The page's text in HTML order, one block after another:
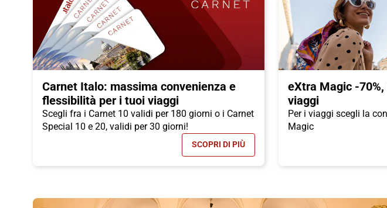
Carnet Italo: massima convenienza e
flessibilità per i tuoi viaggi
Scegli fra i Carnet 10 validi per 180 giorni o i Carnet
Special 10 e 20, validi per 30 giorni!
SCOPRI DI PIÙ- CARNET ITALO: MASSIMA CONVENIENZA E
eXtra Magic -
viaggi
Per i viaggi scegli la
Magic